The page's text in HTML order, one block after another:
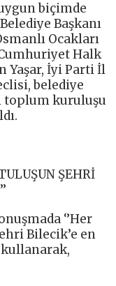
biçimde
Başkanı
Ocakları
Halk
Yaşar, İyi Parti İl
belediye
toplum kuruluşu
ŞEHRİ
‘’Her
Bilecik’e en
kullanarak,